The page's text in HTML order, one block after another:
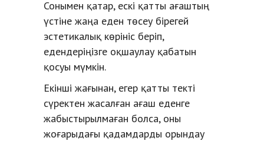
Сонымен қатар, ескі қатты ағаштың
үстіне жаңа еден төсеу бірегей
эстетикалық көрініс беріп,
едендеріңізге оқшаулау қабатын
қосуы мүмкін.
Екінші жағынан, егер қатты текті
сүректен жасалған ағаш еденге
жабыстырылмаған болса, оны
жоғарыдағы қадамдарды орындау